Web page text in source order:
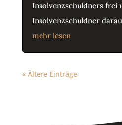
Insolvenzschuldners frei
Insolvenzschuldner
mehr lesen
« Ältere Einträge